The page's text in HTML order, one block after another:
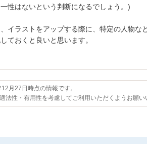
性はないという判断になるでしょう。)
イラストをアップする際に、特定の人物な
ておくと良いと思います。
月27日時点の情報です。
法性・有用性を考慮してご利用いただくようお願い